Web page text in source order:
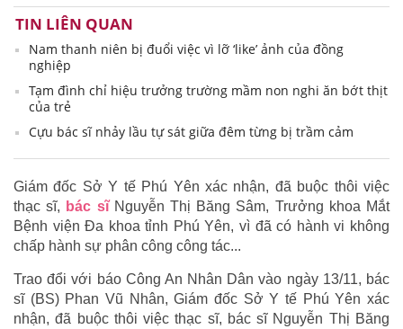
TIN LIÊN QUAN
Nam thanh niên bị đuổi việc vì lỡ ‘like’ ảnh của đồng
nghiệp
Tạm đình chỉ hiệu trưởng trường mầm non nghi ăn bớt thịt
của trẻ
Cựu bác sĩ nhảy lầu tự sát giữa đêm từng bị trầm cảm
Giám đốc Sở Y tế Phú Yên xác nhận, đã buộc thôi việc
thạc sĩ, bác sĩNguyễn Thị Băng Sâm, Trưởng khoa Mắt
Bệnh viện Đa khoa tỉnh Phú Yên, vì đã có hành vi không
chấp hành sự phân công công tác...
Trao đổi với báo Công An Nhân Dân vào ngày 13/11, bác
sĩ (BS) Phan Vũ Nhân, Giám đốc Sở Y tế Phú Yên xác
nhận, đã buộc thôi việc thạc sĩ, bác sĩ Nguyễn Thị Băng